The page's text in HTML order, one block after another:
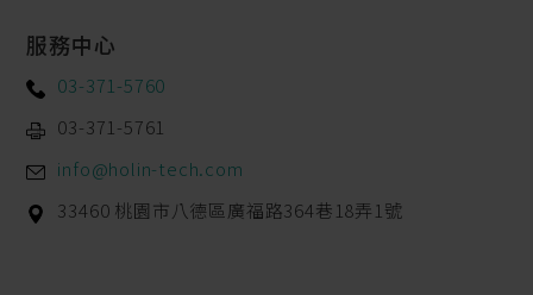
服務中心
03-371-5760
03-371-5761
info@holin-tech.com
33460 桃園市八德區廣福路364巷18弄1號